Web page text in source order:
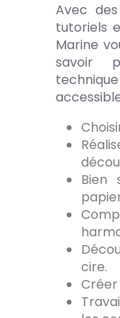
Avec
tutoriels
Marine
savoir
Bien
cire.
Créer